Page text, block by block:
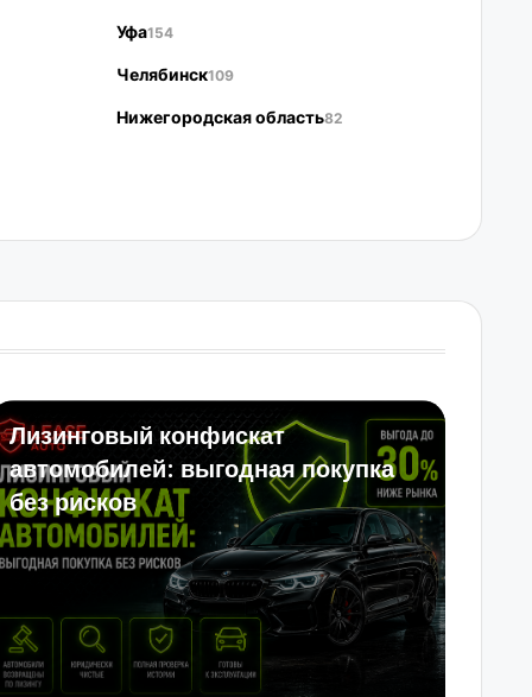
Уфа154
Челябинск109
Нижегородская область82
Лизинговый конфискат
автомобилей: выгодная покупка
без рисков